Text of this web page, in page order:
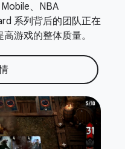
、NBA
系列背后的团队正在
游戏的整体质量。